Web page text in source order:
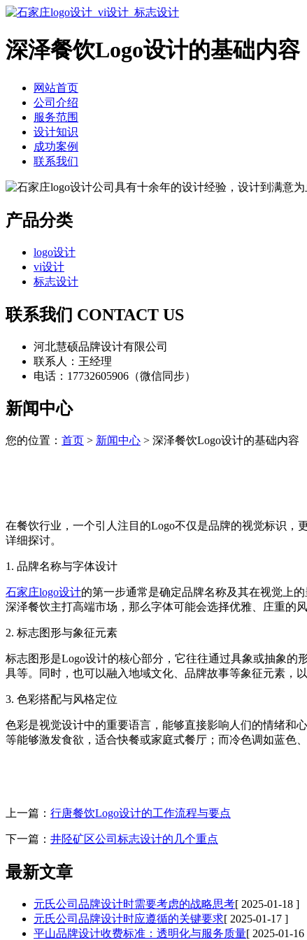
深泽餐饮Logo设计的基础内容
网站首页
公司介绍
服务范围
设计知识
成功案例
联系我们
产品分类
logo设计
vi设计
标志设计
联系我们 CONTACT US
河北慧硕品牌设计有限公司
联系人：王经理
电话：17732605906（微信同步）
新闻中心
您的位置： 首页 > 新闻中心 > 深泽餐饮Logo设计的基础内容
在餐饮行业，一个引人注目的Logo不仅是品牌的视觉标识
详细探讨。
1. ‌品牌名称与字体设计‌
石家庄logo设计的第一步通常是确定品牌名称及其在视觉上
深泽餐饮主打高端市场，那么字体可能会选择优雅、庄重的
2. ‌标志图形与象征元素‌
标志图形是Logo设计的核心部分，它往往通过具象或抽象
具等。同时，也可以融入地域文化、品牌故事等象征元素，
3. ‌色彩搭配与风格定位‌
色彩是视觉设计中的重要语言，能够直接影响人们的情绪和
等能够激发食欲，适合快餐或家庭式餐厅；而冷色调如蓝色
上一篇： 行唐餐饮Logo设计的工作流程与要点
下一篇： 井陉矿区公司标志设计的几个重点
最新文章
元氏公司品牌设计时需要考虑的战略思考[ 2025-01-18 ]
元氏公司品牌设计时应遵循的关键要求[ 2025-01-17 ]
平山品牌设计收费标准：透明化与服务质量[ 2025-01-16